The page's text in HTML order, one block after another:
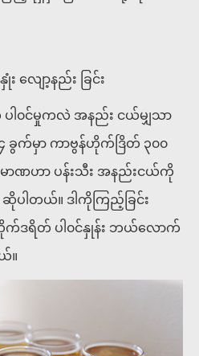
လျော့နည်း ခြင်း
ါ၀င်မှုကလဲ အနည်း ငယ်မျှသာ
ခွက်မှာ ကာဗွန်ဟိုက်ဒြိတ် ၃၀၀
မာဏဟာ ပန်းသီး အနည်းငယ်ကို
ပါတယ်။ ဒါကိုကြည့်ခြင်း
က်ဒရိတ် ပါ၀င်နှုန်း ဘယ်လောက်
။